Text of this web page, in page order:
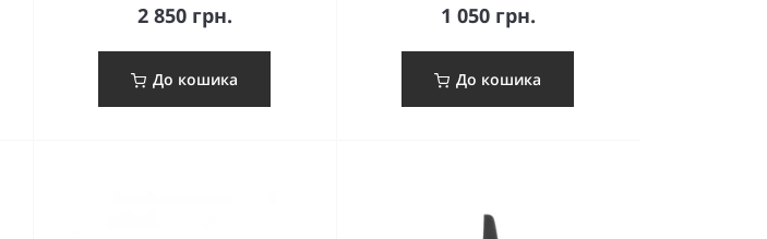
2 850 грн.
До кошика
1 050 грн.
До кошика